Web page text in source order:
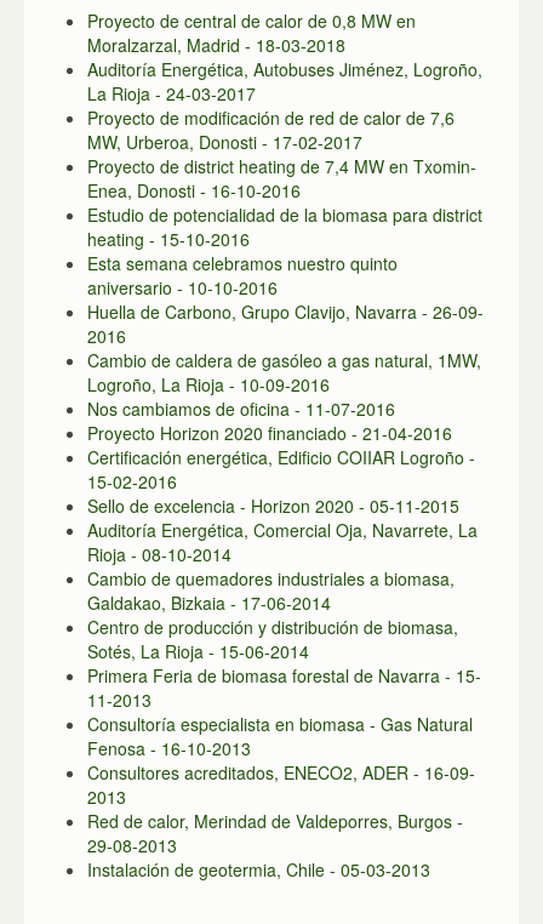
La materia prima
Proyecto de central de calor de 0,8 MW en
Moralzarzal, Madrid - 18-03-2018
Auditoría Energética, Autobuses Jiménez, Logroño,
La Rioja - 24-03-2017
Proyecto de modificación de red de calor de 7,6
MW, Urberoa, Donosti - 17-02-2017
Proyecto de district heating de 7,4 MW en Txomin-
Enea, Donosti - 16-10-2016
Estudio de potencialidad de la biomasa para district
heating - 15-10-2016
Esta semana celebramos nuestro quinto
aniversario - 10-10-2016
Huella de Carbono, Grupo Clavijo, Navarra - 26-09-
2016
Cambio de caldera de gasóleo a gas natural, 1MW,
Logroño, La Rioja - 10-09-2016
Nos cambiamos de oficina - 11-07-2016
Proyecto Horizon 2020 financiado - 21-04-2016
Certificación energética, Edificio COIIAR Logroño -
15-02-2016
Sello de excelencia - Horizon 2020 - 05-11-2015
Auditoría Energética, Comercial Oja, Navarrete, La
Rioja - 08-10-2014
Cambio de quemadores industriales a biomasa,
Galdakao, Bizkaia - 17-06-2014
Centro de producción y distribución de biomasa,
Sotés, La Rioja - 15-06-2014
Primera Feria de biomasa forestal de Navarra - 15-
11-2013
Consultoría especialista en biomasa - Gas Natural
Fenosa - 16-10-2013
Consultores acreditados, ENECO2, ADER - 16-09-
2013
Red de calor, Merindad de Valdeporres, Burgos -
29-08-2013
Instalación de geotermia, Chile - 05-03-2013